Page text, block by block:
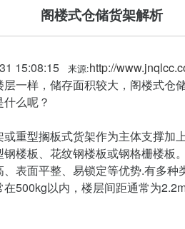
阁楼式仓储货架解析
15:08:15 来源:http://
一样，储存面积较大，阁楼式仓
么呢？
重型搁板式货架作为主体支撑加
楼板、花纹钢楼板或钢格栅楼板
表面平整、易锁定等优势.有多
500kg以内，楼层间距通常为